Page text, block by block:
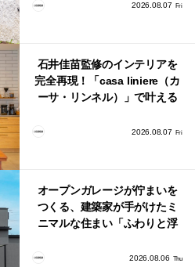
2026.08.07 Fri
石井佳苗監修のインテリアを
完全再現！「casa liniere（カ
ーサ・リンネル）」で叶える
2026.08.07 Fri
オープンガレージが佇まいを
つくる、建築家が手がけたミ
ニマルな住まい「ふわりと浮
2026.08.06 Thu